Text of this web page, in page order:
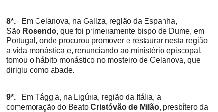
8*.
Em Celanova, na Galiza, região da Espanha,
São Rosendo, que foi primeiramente bispo de Dume, em
Portugal, onde procurou promover e restaurar nesta região
a vida monástica e, renunciando ao ministério episcopal,
tomou o hábito monástico no mosteiro de Celanova, que
dirigiu como abade.
9*.
Em Tággia, na Ligúria, região da Itália, a
comemoração do Beato Cristóvão de Milão, presbítero da